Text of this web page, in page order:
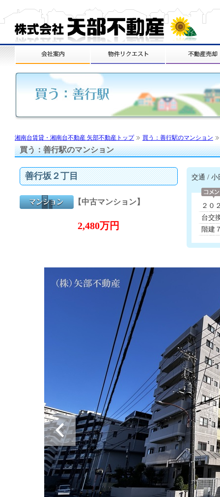
湘南台賃貸・湘南台不動産 矢部不動産トップ 買う：善行駅のマンション
買う：善行駅のマンション
善行坂２丁目
【中古マンション】
2,480万円
交通 / 小
２０
台交
階建